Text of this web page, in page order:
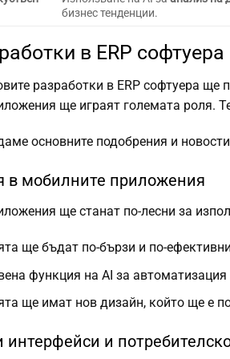
бизнес тенденции.
в ERP
разработки в ERP софтуера ще
ще играят големата роля.
основните подобрения и
в мобилните приложения
ще станат по-лесни за
ще бъдат по-бързи и по-
функция на AI за
ще имат нов дизайн, който ще е
интерфейси и